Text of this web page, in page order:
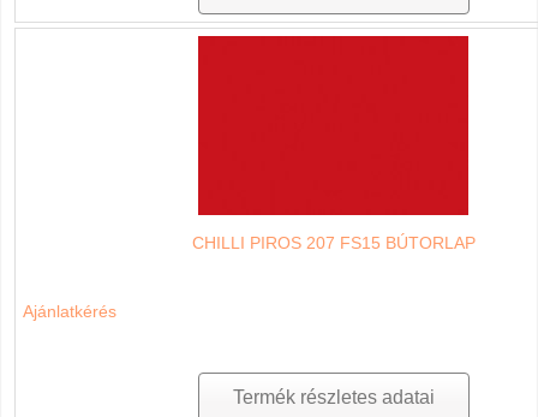
CHILLI PIROS 207 FS15 BÚTORLAP
Ajánlatkérés
Termék részletes adatai